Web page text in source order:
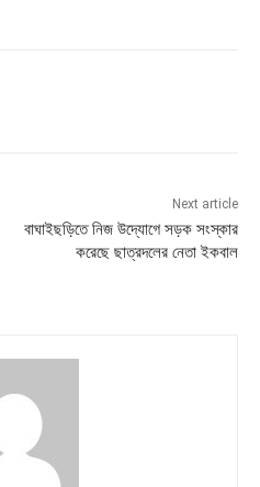
Next article
বাঘাইছড়িতে নিজ উদ্যোগে সড়ক সংস্কার
করেছে ছাত্রদলের নেতা ইকবাল